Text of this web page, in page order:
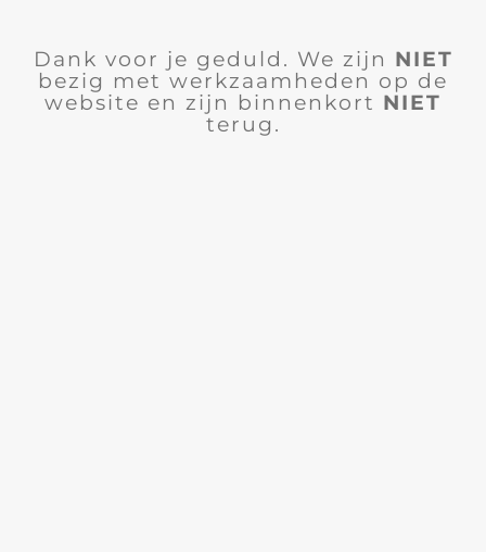
Dank voor je geduld. We zijn NIET
bezig met werkzaamheden op de
website en zijn binnenkort NIET
terug.